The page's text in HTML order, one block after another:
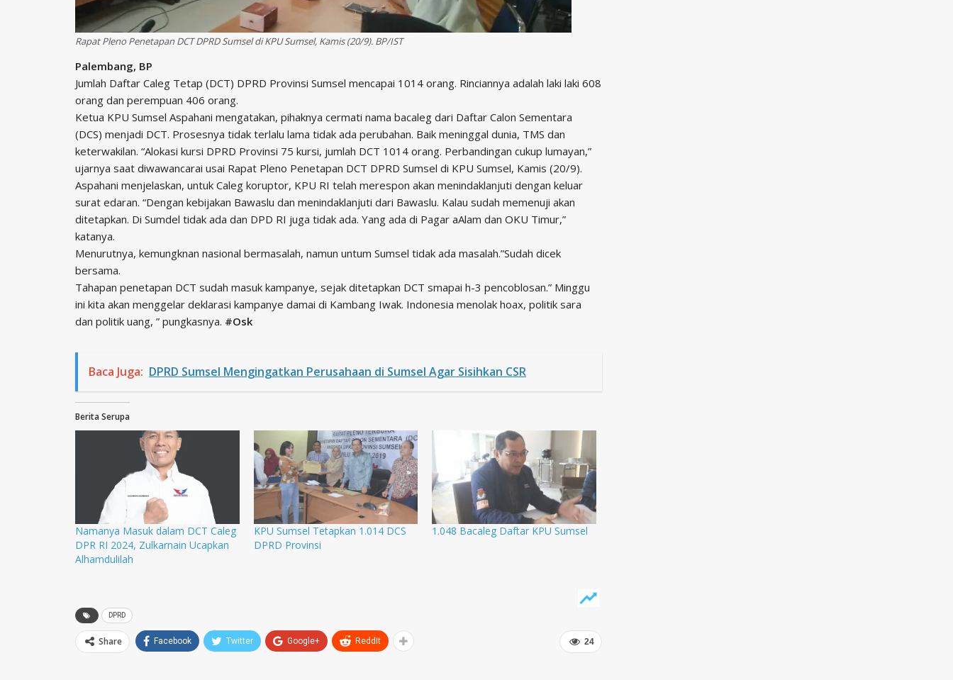
Rapat Pleno Penetapan DCT DPRD Sumsel di KPU Sumsel, Kamis (20/9). BP/IST
Palembang, BP
Jumlah Daftar Caleg Tetap (DCT) DPRD Provinsi Sumsel mencapai 1014 orang. Rinciannya adalah laki laki 608
orang dan perempuan 406 orang.
Ketua KPU Sumsel Aspahani mengatakan, pihaknya cermati nama bacaleg dari Daftar Calon Sementara
(DCS) menjadi DCT. Prosesnya tidak terlalu lama tidak ada perubahan. Baik meninggal dunia, TMS dan
keterwakilan. “Alokasi kursi DPRD Provinsi 75 kursi, jumlah DCT 1014 orang. Perbandingan cukup lumayan,”
ujarnya saat diwawancarai usai Rapat Pleno Penetapan DCT DPRD Sumsel di KPU Sumsel, Kamis (20/9).
Aspahani menjelaskan, untuk Caleg koruptor, KPU RI telah merespon akan menindaklanjuti dengan keluar
surat edaran. “Dengan kebijakan Bawaslu dan menindaklanjuti dari Bawaslu. Kalau sudah memenuji akan
ditetapkan. Di Sumdel tidak ada dan DPD RI juga tidak ada. Yang ada di Pagar aAlam dan OKU Timur,”
katanya.
Menurutnya, kemungknan nasional bermasalah, namun untum Sumsel tidak ada masalah.”Sudah dicek
bersama.
Tahapan penetapan DCT sudah masuk kampanye, sejak ditetapkan DCT smapai h-3 pencoblosan.” Minggu
ini kita akan menggelar deklarasi kampanye damai di Kambang Iwak. Indonesia menolak hoax, politik sara
dan politik uang, ” pungkasnya. #Osk
Baca Juga: DPRD Sumsel Mengingatkan Perusahaan di Sumsel Agar Sisihkan CSR
Berita Serupa
Namanya Masuk dalam DCT Caleg
DPR RI 2024, Zulkarnain Ucapkan
Alhamdulilah
KPU Sumsel Tetapkan 1.014 DCS
DPRD Provinsi
1.048 Bacaleg Daftar KPU Sumsel
DPRD
24
Share Facebook Twitter Google+ ReddIt